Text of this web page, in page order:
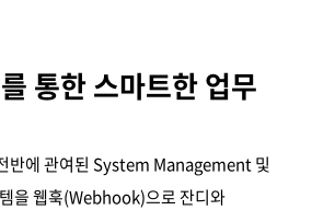
통한 스마트한 업무
반에 관여된 System Management 및
을 웹훅(Webhook)으로 잔디와